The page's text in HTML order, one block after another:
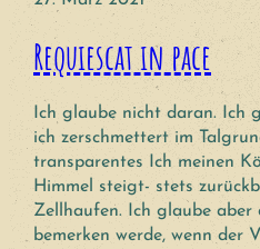
Requiescat in pace
Ich glaube nicht daran. Ich
ich zerschmettert im
transparentes Ich meinen
Himmel steigt- stets
Zellhaufen. Ich glaube aber
bemerken werde, wenn der